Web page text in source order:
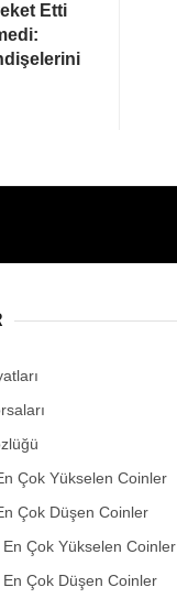
Etti
Çok Yükselen Coinler
Çok Düşen Coinler
Çok Yükselen Coinler
Çok Düşen Coinler